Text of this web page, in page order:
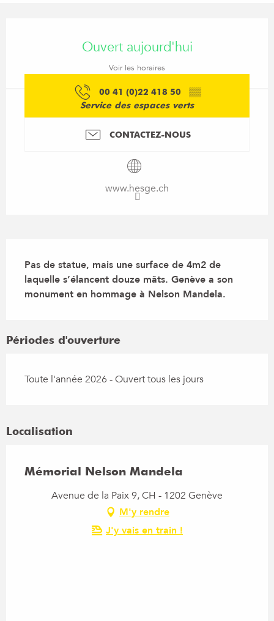
Ouvert aujourd'hui
Voir les horaires
00 41 (0)22 418 50 ▒▒
Service des espaces verts
CONTACTEZ-NOUS
www.hesge.ch
Pas de statue, mais une surface de 4m2 de
laquelle s’élancent douze mâts. Genève a son
monument en hommage à Nelson Mandela.
Périodes d'ouverture
Toute l'année 2026 - Ouvert tous les jours
Localisation
Mémorial Nelson Mandela
Avenue de la Paix 9, CH - 1202 Genève
M'y rendre
J'y vais en train !